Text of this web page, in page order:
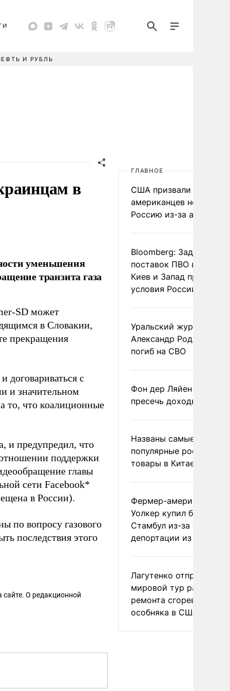
И РУБЛЬ
в
уменьшения
транзита газа
SD может
в Словакии,
прекращения
договариваться с
и значительном
то, что коалиционные
и предупредил, что
поддержки
главы
сети Facebook*
в России).
по вопросу газового
последствия этого
сайте. О редакционной
ГЛАВНОЕ
США призвали
американцев не
Россию из-за атак ВСУ
Bloomberg: Задержка
поставок ПВО вынудит
Киев и Запад принять
условия России
Уральский журналист
Александр Родионов
погиб на СВО
Фон дер Ляйен
пресечь доходы России
Названы самые
популярные российские
товары в Китае
Фермер-американец
Уолкер купил билет в
Стамбул из-за угрозы
депортации из России
Лагутенко отправился в
мировой тур ради
ремонта сгоревшего
особняка в США